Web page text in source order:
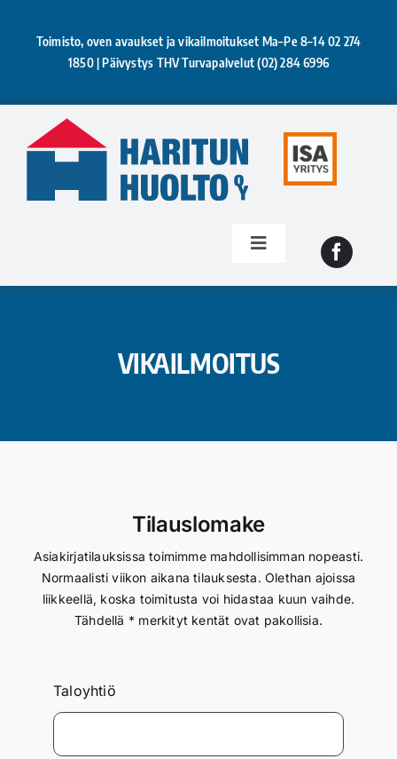
Toimisto, oven avaukset ja vikailmoitukset Ma–Pe 8–1402 274
1850| Päivystys THV Turvapalvelut(02) 284 6996
Toggle
VIKAILMOITUS
Tilauslomake
Asiakirjatilauksissa toimimme mahdollisimman nopeasti.
Normaalisti viikon aikana tilauksesta. Olethan ajoissa
liikkeellä, koska toimitusta voi hidastaa kuun vaihde.
Tähdellä * merkityt kentät ovat pakollisia.
Taloyhtiö